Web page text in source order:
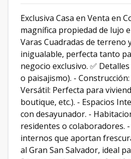
Exclusiva Casa en Venta en
magnífica propiedad de lujo
Varas Cuadradas de terreno
inigualable, perfecta tanto
negocio exclusivo. ✅
o paisajismo). -
Versátil: Perfecta para
boutique, etc.). - Espacios
con desayunador. -
residentes o colaboradores.
internos que aportan
al Gran San Salvador, ideal